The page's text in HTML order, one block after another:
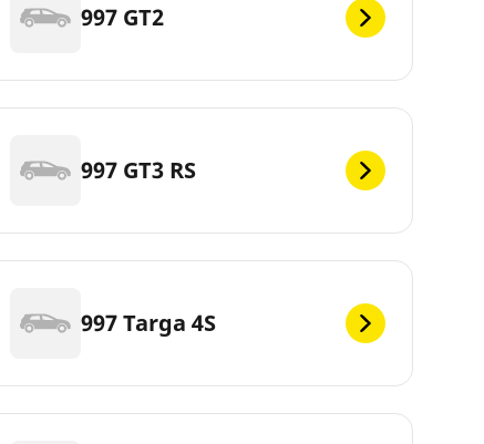
997 GT2
997 GT3 RS
997 Targa 4S